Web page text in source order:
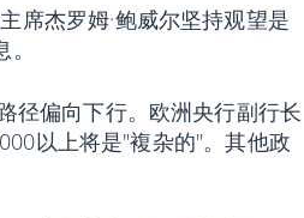
席杰罗姆·鲍威尔坚持观望是
径偏向下行。欧洲央行副行长
以上将是"複杂的"。其他政